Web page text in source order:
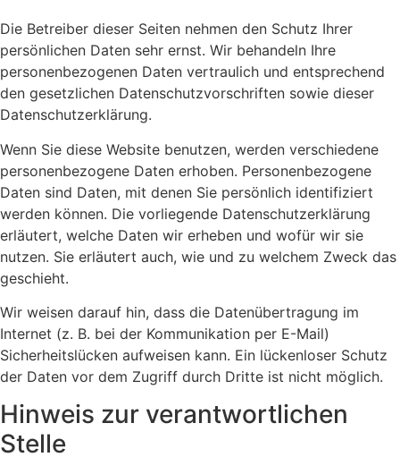
Die Betreiber dieser Seiten nehmen den Schutz Ihrer
persönlichen Daten sehr ernst. Wir behandeln Ihre
personenbezogenen Daten vertraulich und entsprechend
den gesetzlichen Datenschutzvorschriften sowie dieser
Datenschutzerklärung.
Wenn Sie diese Website benutzen, werden verschiedene
personenbezogene Daten erhoben. Personenbezogene
Daten sind Daten, mit denen Sie persönlich identifiziert
werden können. Die vorliegende Datenschutzerklärung
erläutert, welche Daten wir erheben und wofür wir sie
nutzen. Sie erläutert auch, wie und zu welchem Zweck das
geschieht.
Wir weisen darauf hin, dass die Datenübertragung im
Internet (z. B. bei der Kommunikation per E-Mail)
Sicherheitslücken aufweisen kann. Ein lückenloser Schutz
der Daten vor dem Zugriff durch Dritte ist nicht möglich.
Hinweis zur verantwortlichen
Stelle